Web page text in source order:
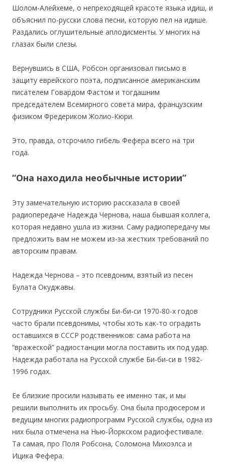
Шолом-Алейхеме, о непреходящей красоте языка идиш, и
объяснил по-русски слова песни, которую пел на идише.
Раздались оглушительные аплодисменты. У многих на
глазах были слезы.
Вернувшись в США, Робсон организовал письмо в
защиту еврейского поэта, подписанное американским
писателем Говардом Фастом и тогдашним
председателем Всемирного совета мира, французским
физиком Фредериком Жолио-Кюри.
Это, правда, отсрочило гибель Фефера всего на три
года.
“Она находила необычные истории”
Эту замечательную историю рассказала в своей
радиопередаче Надежда Чернова, наша бывшая коллега,
которая недавно ушла из жизни. Саму радиопередачу мы
предложить вам не можем из-за жестких требований по
авторским правам.
Надежда Чернова – это псевдоним, взятый из песен
Булата Окуджавы.
Сотрудники Русской службы Би-би-си 1970-80-х годов
часто брали псевдонимы, чтобы хоть как-то оградить
оставшихся в СССР родственников: сама работа на
“вражеской” радиостанции могла поставить их под удар.
Надежда работала на Русской службе Би-би-си в 1982-
1996 годах.
Ее близкие просили называть ее именно так, и мы
решили выполнить их просьбу. Она была продюсером и
ведущим многих радиопрограмм Русской службы, одна из
них была отмечена на Нью-Йоркском радиофестивале.
Та самая, про Поля Робсона, Соломона Михоэлса и
Ицика Фефера.